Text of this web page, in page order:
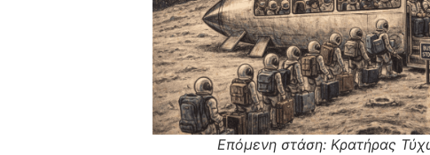
Επόμενη στάση: Κρατήρας